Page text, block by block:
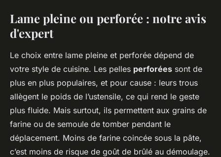
Lame pleine ou perforée : notre avis
d'expert
Le choix entre lame pleine et perforée dépend de
votre style de cuisine. Les pelles perforées sont de
plus en plus populaires, et pour cause : leurs trous
allègent le poids de l’ustensile, ce qui rend le geste
plus fluide. Mais surtout, ils permettent aux grains de
farine ou de semoule de tomber pendant le
déplacement. Moins de farine coincée sous la pâte,
c’est moins de risque de goût de brûlé au démoulage.